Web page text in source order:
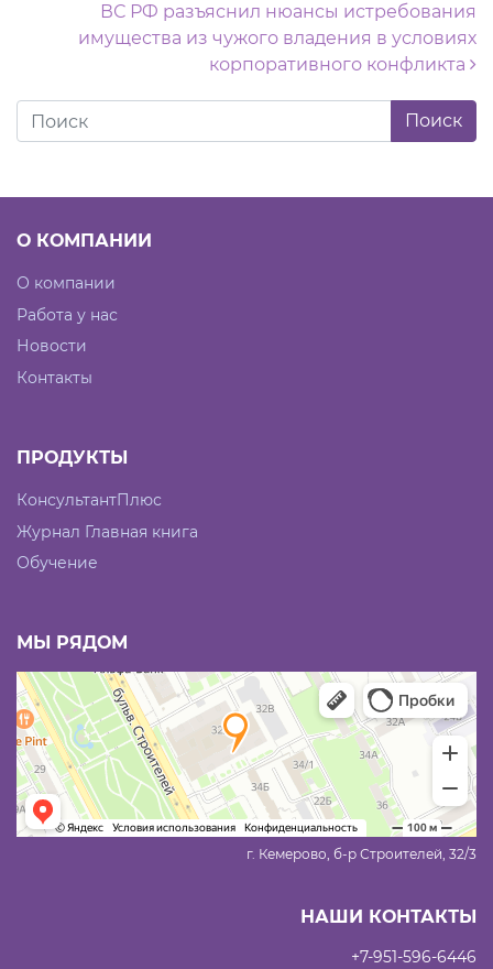
ВС РФ разъяснил нюансы истребования
имущества из чужого владения в условиях
корпоративного конфликта
О КОМПАНИИ
О компании
Работа у нас
Новости
Контакты
ПРОДУКТЫ
КонсультантПлюс
Журнал Главная книга
Обучение
МЫ РЯДОМ
г. Кемерово, б-р Строителей, 32/3
НАШИ КОНТАКТЫ
+7-951-596-6446